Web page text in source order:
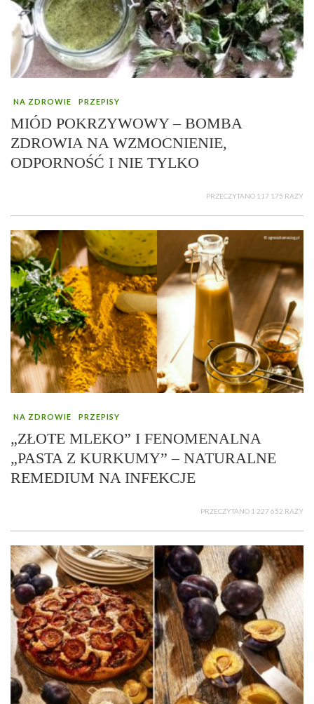
NA ZDROWIE PRZEPISY
MIÓD POKRZYWOWY – BOMBA
ZDROWIA NA WZMOCNIENIE,
ODPORNOŚĆ I NIE TYLKO
PRZECZYTANO 117 175 RAZY
NA ZDROWIE PRZEPISY
„ZŁOTE MLEKO” I FENOMENALNA
„PASTA Z KURKUMY” – NATURALNE
REMEDIUM NA INFEKCJE
PRZECZYTANO 1 227 652 RAZY